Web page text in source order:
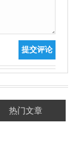
提交评论
热门文章